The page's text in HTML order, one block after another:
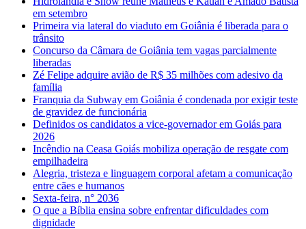
em setembro
Primeira via lateral do viaduto em Goiânia é liberada para o
trânsito
Concurso da Câmara de Goiânia tem vagas parcialmente
liberadas
Zé Felipe adquire avião de R$ 35 milhões com adesivo da
família
Franquia da Subway em Goiânia é condenada por exigir teste
de gravidez de funcionária
Definidos os candidatos a vice-governador em Goiás para
2026
Incêndio na Ceasa Goiás mobiliza operação de resgate com
empilhadeira
Alegria, tristeza e linguagem corporal afetam a comunicação
entre cães e humanos
Sexta-feira, n° 2036
O que a Bíblia ensina sobre enfrentar dificuldades com
dignidade